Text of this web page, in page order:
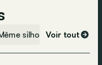
silhouette Même
Voir tout